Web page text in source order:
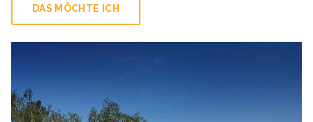
DAS MÖCHTE ICH